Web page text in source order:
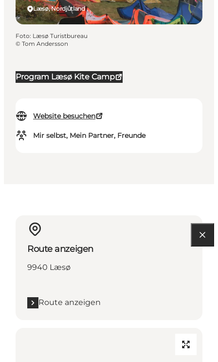
Program Læsø Kite Camp
Website besuchen
Mir selbst, Mein Partner, Freunde
Læsø, Nordjütland
Foto: Læsø Turistbureau
© Tom Andersson
Route anzeigen
9940 Læsø
Route anzeigen